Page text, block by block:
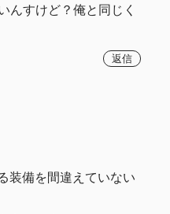
んすけど？俺と同じく
返信
装備を間違えていない